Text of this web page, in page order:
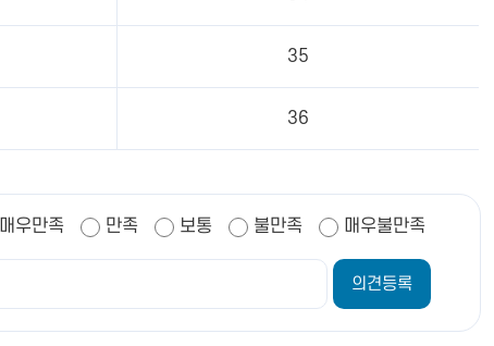
35
36
매우만족 만족 보통 불만족 매우불만족